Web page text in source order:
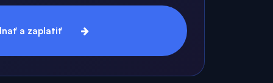
a zaplatiť